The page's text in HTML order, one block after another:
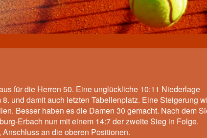
für die Herren 50. Eine unglückliche 10:11 Niederlage
und damit auch letzten Tabellenplatz. Eine Steigerung
Besser haben es die Damen 30 gemacht. Nach dem
Erbach nun mit einem 14:7 der zweite Sieg in Folge.
Anschluss an die oberen Positionen.